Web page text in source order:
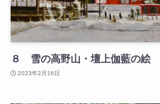
８ 雪の高野山・壇上伽藍の絵
2023年2月16日